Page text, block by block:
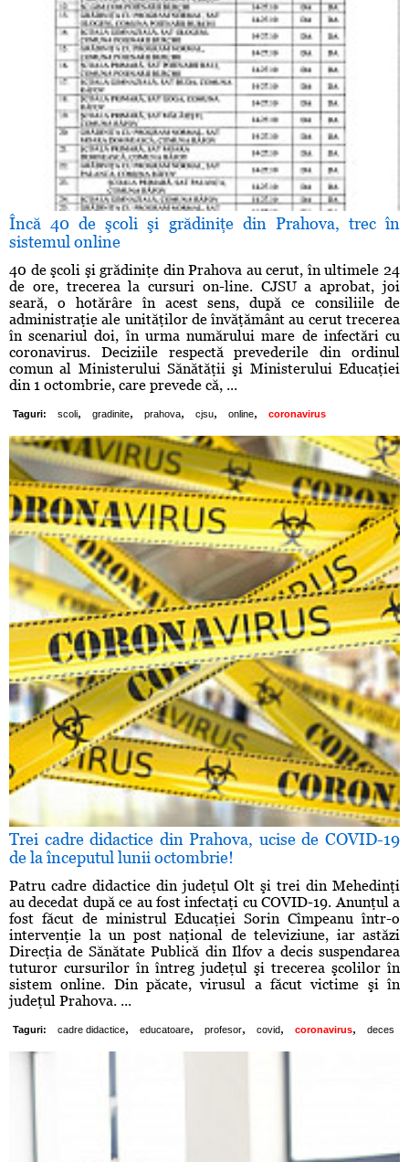
Încă 40 de şcoli şi grădiniţe din Prahova, trec în
sistemul online
40 de şcoli şi grădiniţe din Prahova au cerut, în ultimele 24
de ore, trecerea la cursuri on-line. CJSU a aprobat, joi
seară, o hotărâre în acest sens, după ce consiliile de
administraţie ale unităţilor de învăţământ au cerut trecerea
în scenariul doi, în urma numărului mare de infectări cu
coronavirus. Deciziile respectă prevederile din ordinul
comun al Ministerului Sănătăţii şi Ministerului Educaţiei
din 1 octombrie, care prevede că, ...
Taguri: scoli, gradinite, prahova, cjsu, online, coronavirus
Trei cadre didactice din Prahova, ucise de COVID-19
de la începutul lunii octombrie!
Patru cadre didactice din judeţul Olt şi trei din Mehedinţi
au decedat după ce au fost infectaţi cu COVID-19. Anunţul a
fost făcut de ministrul Educaţiei Sorin Cîmpeanu într-o
intervenţie la un post naţional de televiziune, iar astăzi
Direcţia de Sănătate Publică din Ilfov a decis suspendarea
tuturor cursurilor în întreg judeţul şi trecerea şcolilor în
sistem online. Din păcate, virusul a făcut victime şi în
judeţul Prahova. ...
Taguri: cadre didactice, educatoare, profesor, covid, coronavirus, deces